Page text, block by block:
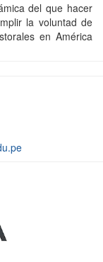
del que hacer
la voluntad de
en América